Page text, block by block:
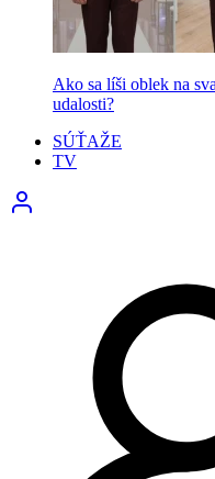
Ako sa líši oblek na
udalosti?
SÚŤAŽE
TV